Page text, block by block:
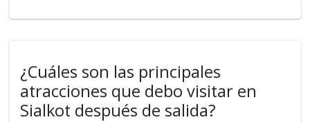
¿Cuáles son las principales
atracciones que debo visitar en
Sialkot después de salida?